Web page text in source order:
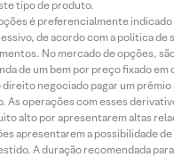
tipo de produto.
é preferencialmente indicado
de acordo com a política de
No mercado de opções,
de um bem por preço fixado em
negociado pagar um prêmio
As operações com esses
alto por apresentarem altas
apresentarem a possibilidade
A duração recomendada